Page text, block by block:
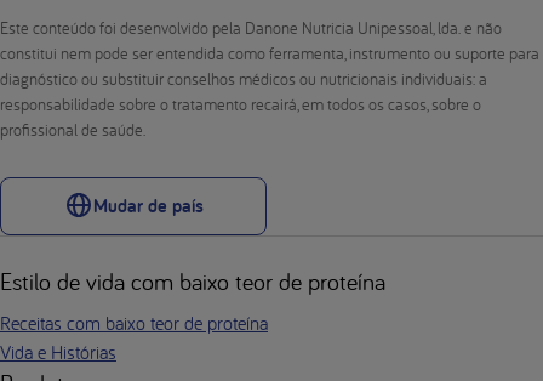
Este conteúdo foi desenvolvido pela Danone Nutricia Unipessoal, lda. e não
constitui nem pode ser entendida como ferramenta, instrumento ou suporte para
diagnóstico ou substituir conselhos médicos ou nutricionais individuais: a
responsabilidade sobre o tratamento recairá, em todos os casos, sobre o
profissional de saúde.
Mudar de país
Estilo de vida com baixo teor de proteína
Receitas com baixo teor de proteína
Vida e Histórias